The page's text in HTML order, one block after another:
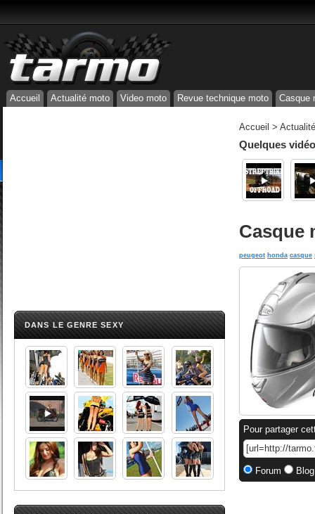
Accueil Actualité moto Video moto Revue technique moto Casque
DANS LE GENRE SEXY
Accueil >
Quelques
Casque
peugeot honda casque
Pour partager
Forum